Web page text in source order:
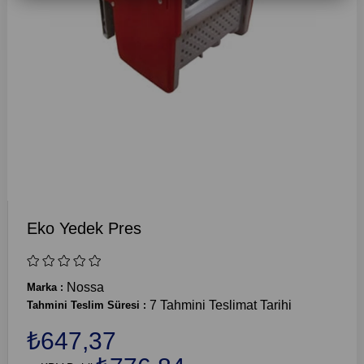
Eko Yedek Pres
Marka : Nossa
Tahmini Teslim Süresi : 7 Tahmini Teslimat Tarihi
₺647,37